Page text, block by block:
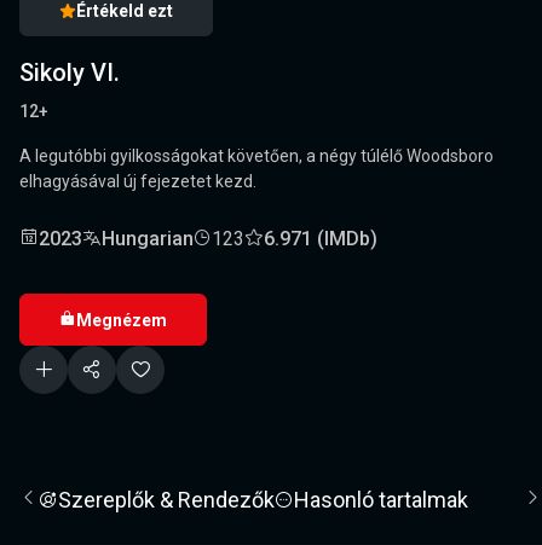
Értékeld ezt
Sikoly VI.
12+
A legutóbbi gyilkosságokat követően, a négy túlélő Woodsboro
elhagyásával új fejezetet kezd.
2023 Hungarian 123 6.971 (IMDb)
Megnézem
Szereplők & Rendezők Hasonló tartalmak